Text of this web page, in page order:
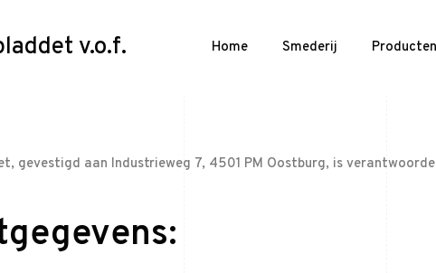
v.o.f. Home Smederij Producten
gevestigd aan Industrieweg 7, 4501 PM Oostburg, is